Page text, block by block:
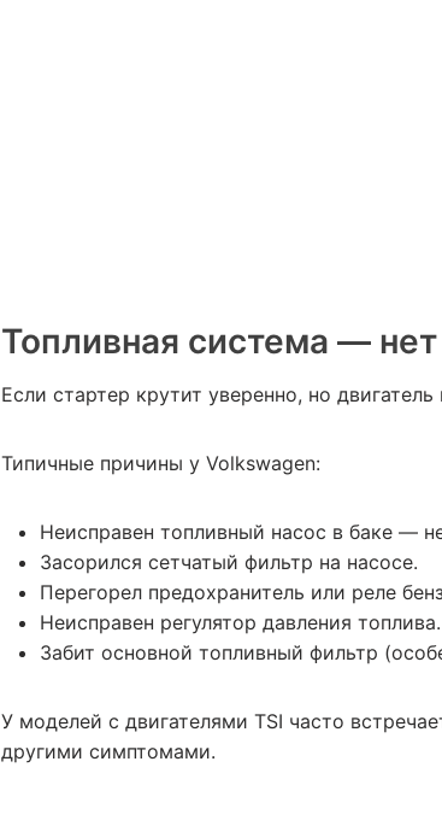
Топливная система —
Если стартер крутит уверенно, но
Типичные причины у Volkswagen:
Неисправен топливный насос в баке —
Засорился сетчатый фильтр на насосе.
Перегорел предохранитель или реле
Неисправен регулятор давления топлива.
Забит основной топливный фильтр
У моделей с двигателями TSI часто
другими симптомами.